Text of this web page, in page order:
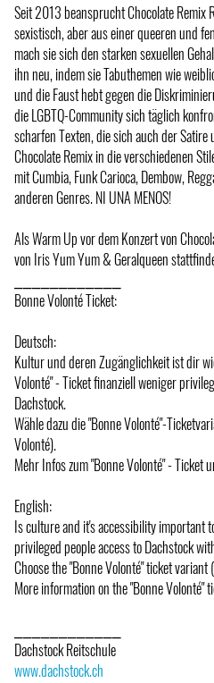
Seit 2013 beansprucht Chocolate Remix
sexistisch, aber aus einer queeren und
mach sie sich den starken sexuellen
ihn neu, indem sie Tabuthemen wie
und die Faust hebt gegen die
die LGBTQ-Community sich täglich
scharfen Texten, die sich auch der
Chocolate Remix in die verschiedenen
mit Cumbia, Funk Carioca, Dembow,
anderen Genres. NI UNA MENOS!
Als Warm Up vor dem Konzert von
von Iris Yum Yum & Geralqueen
Bonne Volonté Ticket:
Deutsch:
Kultur und deren Zugänglichkeit ist dir
Volonté" - Ticket finanziell weniger
Dachstock.
Wähle dazu die "Bonne Volonté"-
Volonté).
Mehr Infos zum "Bonne Volonté" - Ticket
English:
Is culture and it's accessibility important
privileged people access to Dachstock
Choose the "Bonne Volonté" ticket
More information on the "Bonne Volonté"
Dachstock Reitschule
www.dachstock.ch